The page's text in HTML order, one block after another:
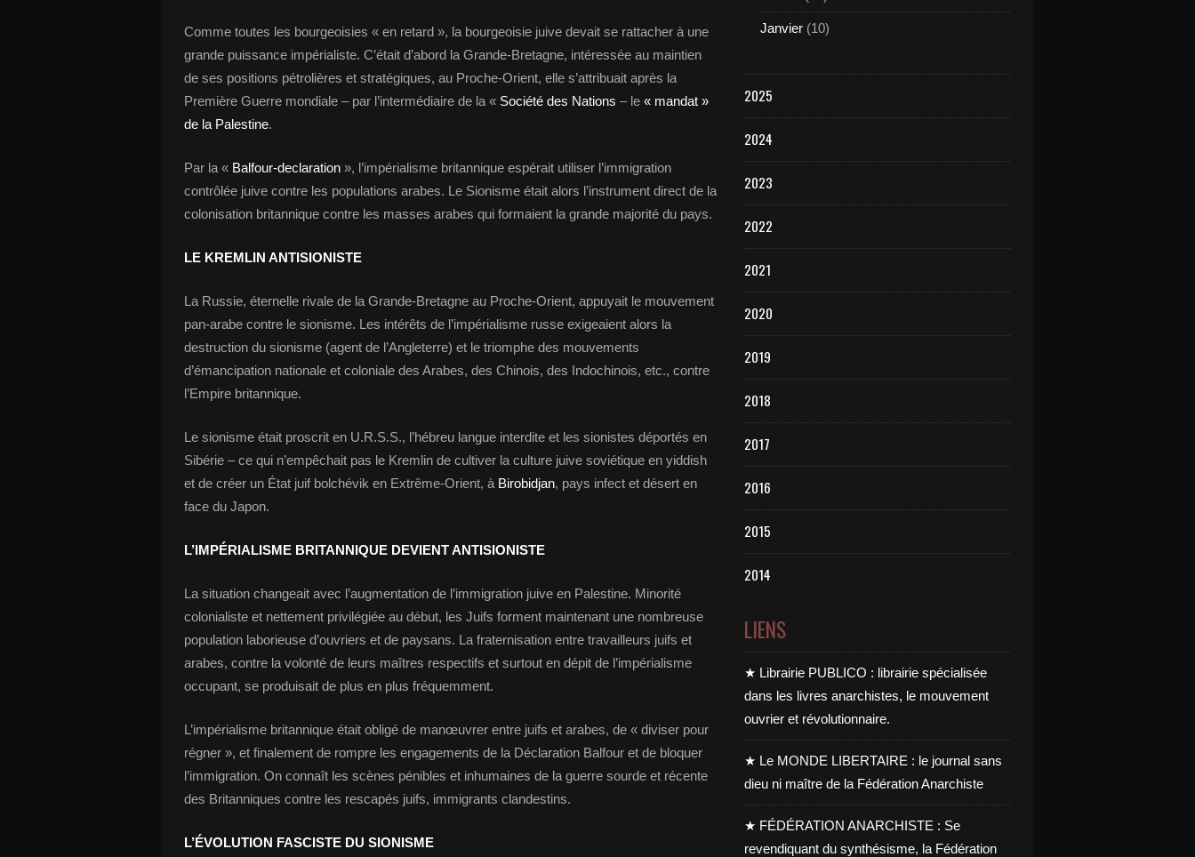
Comme toutes les bourgeoisies « en retard », la bourgeoisie juive devait se rattacher à une
grande puissance impérialiste. C’était d’abord la Grande-Bretagne, intéressée au maintien
de ses positions pétrolières et stratégiques, au Proche-Orient, elle s’attribuait après la
Première Guerre mondiale – par l’intermédiaire de la « Société des Nations – le « mandat »
de la Palestine.
Par la « Balfour-declaration », l’impérialisme britannique espérait utiliser l’immigration
contrôlée juive contre les populations arabes. Le Sionisme était alors l’instrument direct de la
colonisation britannique contre les masses arabes qui formaient la grande majorité du pays.
LE KREMLIN ANTISIONISTE
La Russie, éternelle rivale de la Grande-Bretagne au Proche-Orient, appuyait le mouvement
pan-arabe contre le sionisme. Les intérêts de l’impérialisme russe exigeaient alors la
destruction du sionisme (agent de l’Angleterre) et le triomphe des mouvements
d’émancipation nationale et coloniale des Arabes, des Chinois, des Indochinois, etc., contre
l’Empire britannique.
Le sionisme était proscrit en U.R.S.S., l’hébreu langue interdite et les sionistes déportés en
Sibérie – ce qui n’empêchait pas le Kremlin de cultiver la culture juive soviétique en yiddish
et de créer un État juif bolchévik en Extrême-Orient, à Birobidjan, pays infect et désert en
face du Japon.
L’IMPÉRIALISME BRITANNIQUE DEVIENT ANTISIONISTE
La situation changeait avec l’augmentation de l’immigration juive en Palestine. Minorité
colonialiste et nettement privilégiée au début, les Juifs forment maintenant une nombreuse
population laborieuse d’ouvriers et de paysans. La fraternisation entre travailleurs juifs et
arabes, contre la volonté de leurs maîtres respectifs et surtout en dépit de l’impérialisme
occupant, se produisait de plus en plus fréquemment.
L’impérialisme britannique était obligé de manœuvrer entre juifs et arabes, de « diviser pour
régner », et finalement de rompre les engagements de la Déclaration Balfour et de bloquer
l’immigration. On connaît les scènes pénibles et inhumaines de la guerre sourde et récente
des Britanniques contre les rescapés juifs, immigrants clandestins.
L’ÉVOLUTION FASCISTE DU SIONISME
Janvier (10)
2025
2024
2023
2022
2021
2020
2019
2018
2017
2016
2015
2014
LIENS
★ Librairie PUBLICO : librairie spécialisée
dans les livres anarchistes, le mouvement
ouvrier et révolutionnaire.
★ Le MONDE LIBERTAIRE : le journal sans
dieu ni maître de la Fédération Anarchiste
★ FÉDÉRATION ANARCHISTE : Se
revendiquant du synthésisme, la Fédération